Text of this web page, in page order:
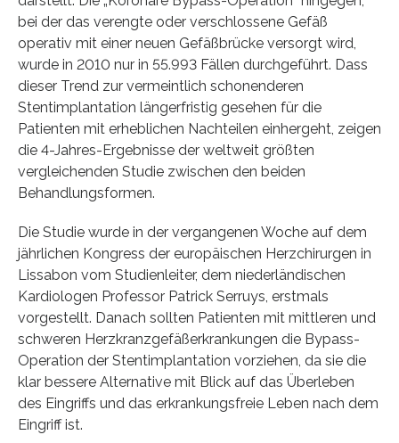
bei der das verengte oder verschlossene Gefäß
operativ mit einer neuen Gefäßbrücke versorgt wird,
wurde in 2010 nur in 55.993 Fällen durchgeführt. Dass
dieser Trend zur vermeintlich schonenderen
Stentimplantation längerfristig gesehen für die
Patienten mit erheblichen Nachteilen einhergeht, zeigen
die 4-Jahres-Ergebnisse der weltweit größten
vergleichenden Studie zwischen den beiden
Behandlungsformen.
Die Studie wurde in der vergangenen Woche auf dem
jährlichen Kongress der europäischen Herzchirurgen in
Lissabon vom Studienleiter, dem niederländischen
Kardiologen Professor Patrick Serruys, erstmals
vorgestellt. Danach sollten Patienten mit mittleren und
schweren Herzkranzgefäßerkrankungen die Bypass-
Operation der Stentimplantation vorziehen, da sie die
klar bessere Alternative mit Blick auf das Überleben
des Eingriffs und das erkrankungsfreie Leben nach dem
Eingriff ist.